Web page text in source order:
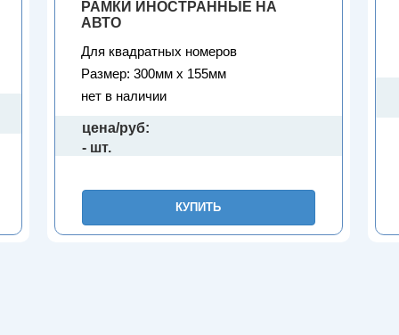
РАМКИ ИНОСТРАННЫЕ НА
АВТО
Для квадратных номеров
Размер: 300мм х 155мм
нет в наличии
цена/руб:
- шт.
КУПИТЬ